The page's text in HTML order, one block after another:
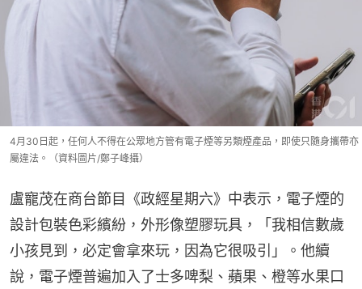
4月30日起，任何人不得在公眾地方管有電子煙等另類煙產品，即使只隨身攜帶亦
屬違法。（資料圖片/鄭子峰攝）
盧寵茂在商台節目《政經星期六》中表示，電子煙的
設計包裝色彩繽紛，外形像塑膠玩具，「我相信數歲
小孩見到，必定會拿來玩，因為它很吸引」。他續
說，電子煙普遍加入了士多啤梨、蘋果、橙等水果口